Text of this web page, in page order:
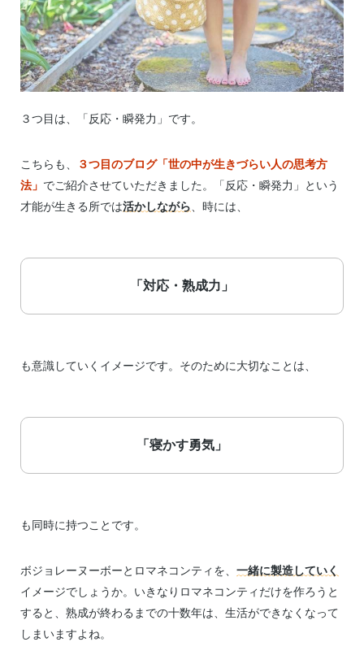
３つ目は、「反応・瞬発力」です。
こちらも、
３つ目のブログ「世の中が生きづらい人の思考方
法」 でご紹介させていただきました。「反応・瞬発力」という
才能が生きる所では活かしながら 、時には、
「対応・熟成力」
も意識していくイメージです。そのために大切なことは、
「寝かす勇気」
も同時に持つことです。
ボジョレーヌーボーとロマネコンティを、 一緒に製造していく
イメージでしょうか。いきなりロマネコンティだけを作ろうと
すると、熟成が終わるまでの十数年は、生活ができなくなって
しまいますよね。